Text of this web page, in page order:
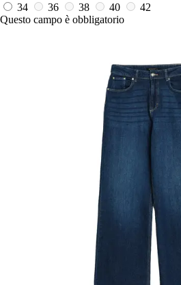
34 36 38 40
42
Questo campo è obbligatorio